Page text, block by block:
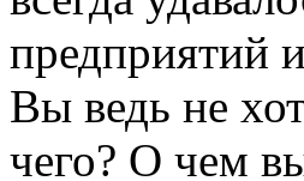
предприятий
Вы ведь не
чего? О чем